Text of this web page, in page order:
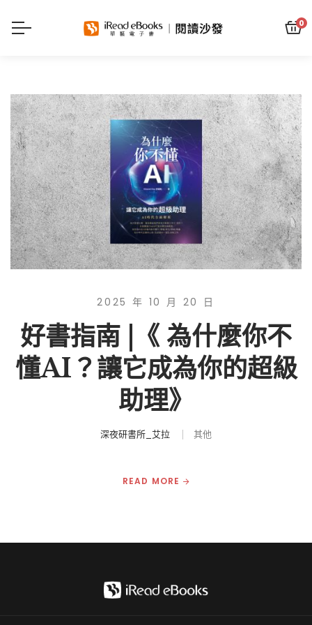
0
2025 年 10 月 20 日
好書指南 |《 為什麼你不
懂AI？讓它成為你的超級
助理》
深夜研書所_艾拉 其他
READ MORE